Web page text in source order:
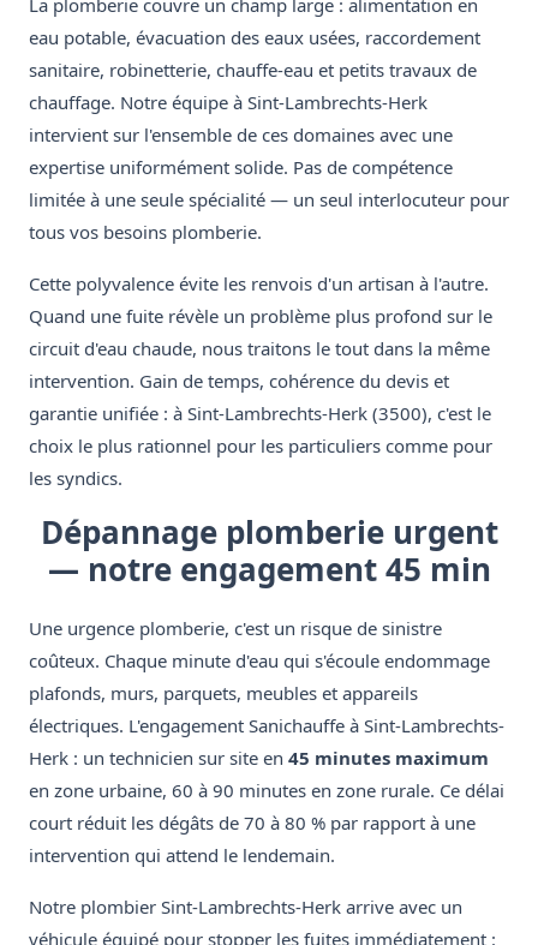
La plomberie couvre un champ large : alimentation en
eau potable, évacuation des eaux usées, raccordement
sanitaire, robinetterie, chauffe-eau et petits travaux de
chauffage. Notre équipe à Sint-Lambrechts-Herk
intervient sur l'ensemble de ces domaines avec une
expertise uniformément solide. Pas de compétence
limitée à une seule spécialité — un seul interlocuteur pour
tous vos besoins plomberie.
Cette polyvalence évite les renvois d'un artisan à l'autre.
Quand une fuite révèle un problème plus profond sur le
circuit d'eau chaude, nous traitons le tout dans la même
intervention. Gain de temps, cohérence du devis et
garantie unifiée : à Sint-Lambrechts-Herk (3500), c'est le
choix le plus rationnel pour les particuliers comme pour
les syndics.
Dépannage plomberie urgent
— notre engagement 45 min
Une urgence plomberie, c'est un risque de sinistre
coûteux. Chaque minute d'eau qui s'écoule endommage
plafonds, murs, parquets, meubles et appareils
électriques. L'engagement Sanichauffe à Sint-Lambrechts-
Herk : un technicien sur site en 45 minutes maximum
en zone urbaine, 60 à 90 minutes en zone rurale. Ce délai
court réduit les dégâts de 70 à 80 % par rapport à une
intervention qui attend le lendemain.
Notre plombier Sint-Lambrechts-Herk arrive avec un
véhicule équipé pour stopper les fuites immédiatement :